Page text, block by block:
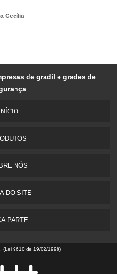
Cecília
de gradil e grades de
INÍ­CIO
NÓS
DO SITE
PARTE
(Lei 9610 de 19/02/1998)